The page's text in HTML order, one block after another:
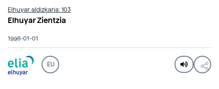
Elhuyar aldizkaria: 103
Elhuyar Zientzia
1996-01-01
EU